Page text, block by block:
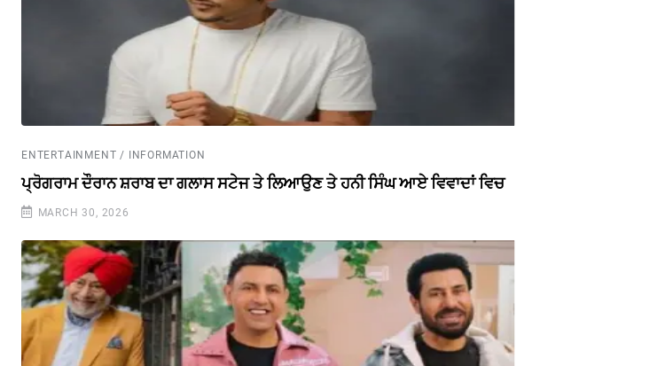
ENTERTAINMENT / INFORMATION
ਪ੍ਰੋਗਰਾਮ ਦੌਰਾਨ ਸ਼ਰਾਬ ਦਾ ਗਲਾਸ ਸਟੇਜ ਤੇ ਲਿਆਉਣ ਤੇ ਹਨੀ ਸਿੰਘ ਆਏ ਵਿਵਾਦਾਂ ਵਿਚ
MARCH 30, 2026